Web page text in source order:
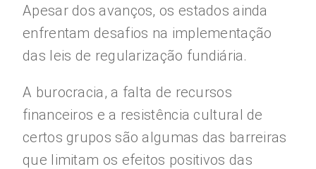
Apesar dos avanços, os estados ainda
enfrentam desafios na implementação
das leis de regularização fundiária.
A burocracia, a falta de recursos
financeiros e a resistência cultural de
certos grupos são algumas das barreiras
que limitam os efeitos positivos das